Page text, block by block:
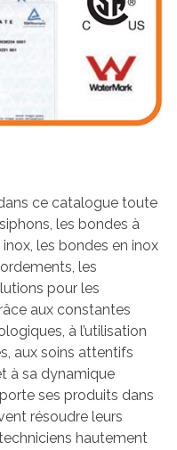
ce catalogue toute
les bondes à
les bondes en inox
les
pour les
aux constantes
à l’utilisation
aux soins attentifs
à sa dynamique
ses produits dans
résoudre leurs
hautement